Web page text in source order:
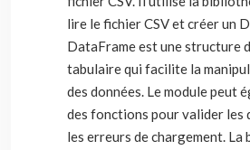
lire le fichier CSV et créer un
DataFrame est une structure
tabulaire qui facilite la
des données. Le module peut
des fonctions pour valider les
les erreurs de chargement. La